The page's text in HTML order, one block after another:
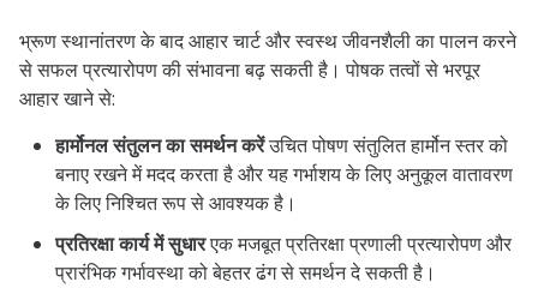
भ्रूण स्थानांतरण के बाद आहार चार्ट और स्वस्थ जीवनशैली का पालन करने
से सफल प्रत्यारोपण की संभावना बढ़ सकती है। पोषक तत्वों से भरपूर
आहार खाने से:
हार्मोनल संतुलन का समर्थन करेंउचित पोषण संतुलित हार्मोन स्तर को
बनाए रखने में मदद करता है और यह गर्भाशय के लिए अनुकूल वातावरण
के लिए निश्चित रूप से आवश्यक है।
प्रतिरक्षा कार्य में सुधारएक मजबूत प्रतिरक्षा प्रणाली प्रत्यारोपण और
प्रारंभिक गर्भावस्था को बेहतर ढंग से समर्थन दे सकती है।